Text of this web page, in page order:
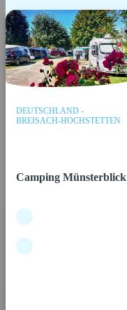
DEUTSCHLAND -
BREISACH-HOCHSTETTEN
Camping Münsterblick